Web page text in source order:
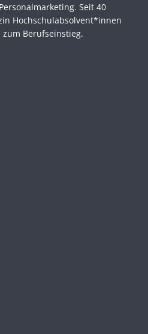
Seit 40
Hochschul­absolvent*innen
Berufseinstieg.